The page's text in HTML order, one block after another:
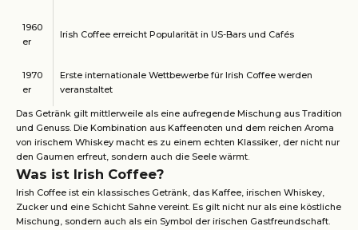
1960
er
Irish Coffee erreicht Popularität in US-Bars und Cafés
1970
er
Erste internationale Wettbewerbe für Irish Coffee werden
veranstaltet
Das Getränk gilt mittlerweile als eine aufregende Mischung aus Tradition
und Genuss. Die Kombination aus Kaffeenoten und dem reichen Aroma
von irischem Whiskey macht es zu einem echten Klassiker, der nicht nur
den Gaumen erfreut, sondern auch die Seele wärmt.
Was ist Irish Coffee?
Irish Coffee ist ein klassisches Getränk, das Kaffee, irischen Whiskey,
Zucker und eine Schicht Sahne vereint. Es gilt nicht nur als eine köstliche
Mischung, sondern auch als ein Symbol der irischen Gastfreundschaft.